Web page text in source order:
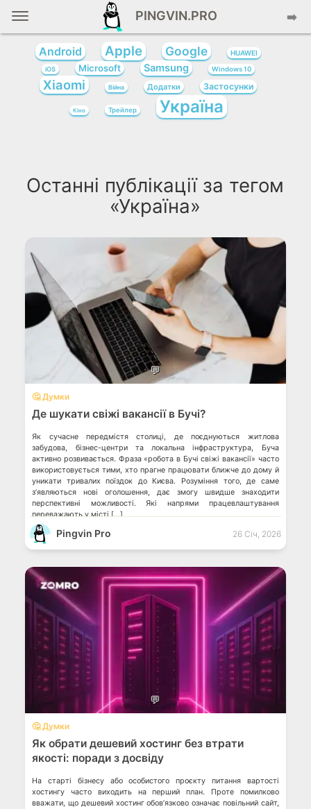
PINGVIN.PRO ➡️
Android Apple Google HUAWEI
iOS Microsoft Samsung Windows 10
Xiaomi Війна Додатки Застосунки
Кіно Трейлер Україна
Останні публікації за тегом
«Україна»
💬
🤔 Думки
Де шукати свіжі вакансії в Бучі?
Як сучасне передмістя столиці, де поєднуються житлова
забудова, бізнес-центри та локальна інфраструктура, Буча
активно розвивається. Фраза «робота в Бучі свіжі вакансії» часто
використовується тими, хто прагне працювати ближче до дому й
уникати тривалих поїздок до Києва. Розуміння того, де саме
зʼявляються нові оголошення, дає змогу швидше знаходити
перспективні можливості. Які напрями працевлаштування
переважають у місті […]
Pingvin Pro 26 Січ, 2026
💬
🤔 Думки
Як обрати дешевий хостинг без втрати
якості: поради з досвіду
На старті бізнесу або особистого проєкту питання вартості
хостингу часто виходить на перший план. Проте помилково
вважати, що дешевий хостинг обовʼязково означає повільний сайт,